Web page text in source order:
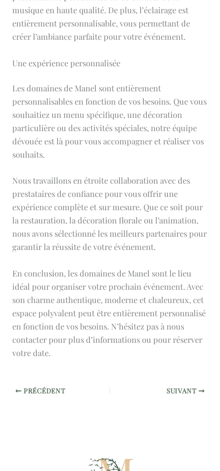
musique en haute qualité. De plus, l’éclairage est
entièrement personnalisable, vous permettant de
créer l’ambiance parfaite pour votre événement.
Une expérience personnalisée
Les domaines de Manel sont entièrement
personnalisables en fonction de vos besoins. Que vous
souhaitiez un menu spécifique, une décoration
particulière ou des activités spéciales, notre équipe
dévouée est là pour vous accompagner et réaliser vos
souhaits.
Nous travaillons en étroite collaboration avec des
prestataires de confiance pour vous offrir une
expérience complète et sur mesure. Que ce soit pour
la restauration, la décoration florale ou l’animation,
nous avons sélectionné les meilleurs partenaires pour
garantir la réussite de votre événement.
En conclusion, les domaines de Manel sont le lieu
idéal pour organiser votre prochain événement. Avec
son charme authentique, moderne et chaleureux, cet
espace polyvalent peut être entièrement personnalisé
en fonction de vos besoins. N’hésitez pas à nous
contacter pour plus d’informations ou pour réserver
votre date.
PRÉCÉDENT SUIVANT